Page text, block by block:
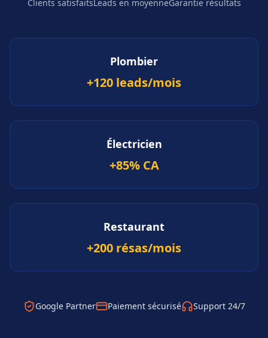
Clients satisfaitsLeads en moyenneGarantie résultats
Plombier
+120 leads/mois
Électricien
+85% CA
Restaurant
+200 résas/mois
Google Partner Paiement sécurisé Support 24/7